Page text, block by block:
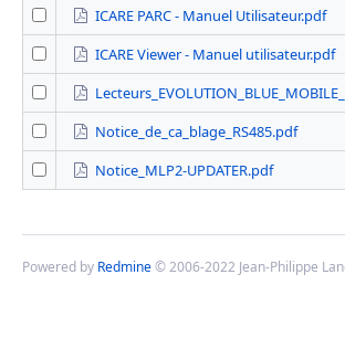
ICARE PARC - Manuel Utilisateur.pdf
ICARE Viewer - Manuel utilisateur.pdf
Notice_de_ca_blage_RS485.pdf
Notice_MLP2-UPDATER.pdf
Powered by Redmine© 2006-2022 Jean-Philippe